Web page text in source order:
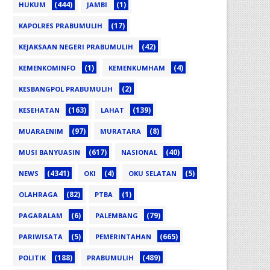
HUKUM (444) JAMBI (1)
KAPOLRES PRABUMULIH (17)
KEJAKSAAN NEGERI PRABUMULIH (42)
KEMENKOMINFO (1) KEMENKUMHAM (4)
KESBANGPOL PRABUMULIH (2)
KESEHATAN (163) LAHAT (139)
MUARAENIM (97) MURATARA (8)
MUSI BANYUASIN (617) NASIONAL (40)
NEWS (4341) OKI (4) OKU SELATAN (5)
OLAHRAGA (82) PTBA (1)
PAGARALAM (6) PALEMBANG (79)
PARIWISATA (5) PEMERINTAHAN (665)
POLITIK (188) PRABUMULIH (489)